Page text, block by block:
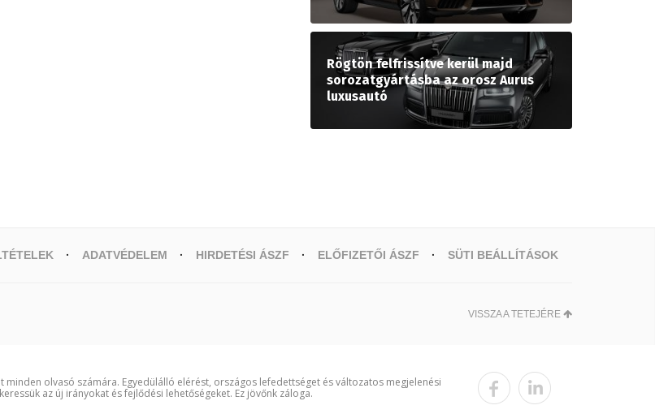
Rögtön felfrissítve kerül majd
sorozatgyártásba az orosz Aurus
luxusautó
ADATVÉDELEM HIRDETÉSI ÁSZF ELŐFIZETŐI ÁSZF SÜTI BEÁLLÍTÁSOK
VISSZA A TETEJÉRE
olvasó számára. Egyedülálló elérést, országos lefedettséget és változatos megjelenési
az új irányokat és fejlődési lehetőségeket. Ez jövőnk záloga.